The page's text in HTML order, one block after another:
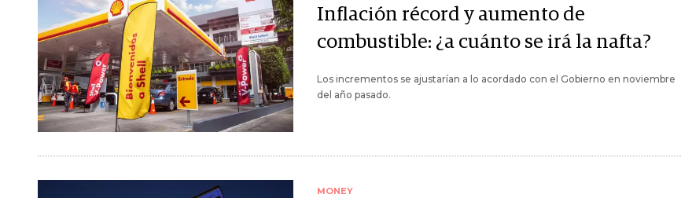
Inflación récord y aumento de
combustible: ¿a cuánto se irá la nafta?
Los incrementos se ajustarían a lo acordado con el Gobierno en noviembre
del año pasado.
MONEY